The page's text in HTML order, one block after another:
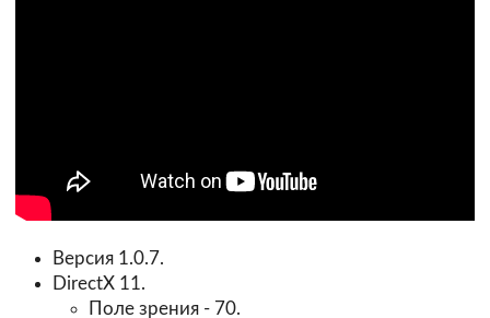
Версия 1.0.7.
DirectX 11.
Поле зрения - 70.